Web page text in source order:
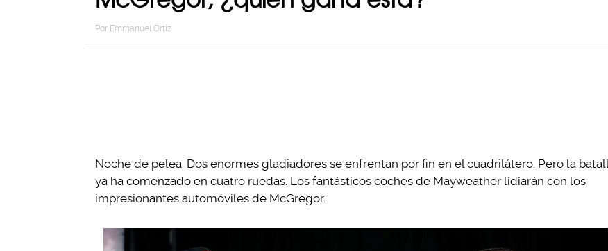
Por Emmanuel Ortiz
Noche de pelea. Dos enormes gladiadores se enfrentan por fin en el cuadrilátero. Pero la
ya ha comenzado en cuatro ruedas. Los fantásticos coches de Mayweather lidiarán con los
impresionantes automóviles de McGregor.